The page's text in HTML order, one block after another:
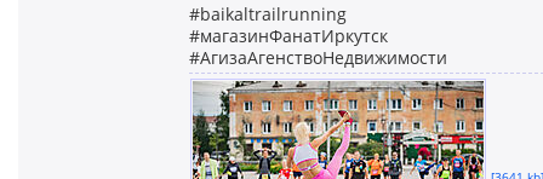
#baikaltrailrunning
#магазинФанатИркутск
#АгизаАгенствоНедвижимости